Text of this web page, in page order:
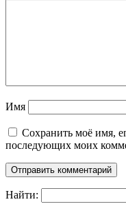
Имя
Сохранить моё имя,
последующих моих
Найти: